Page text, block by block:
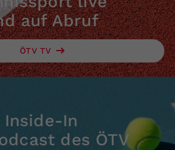
auf Abruf
ÖTV TV
Inside-In
des ÖTV